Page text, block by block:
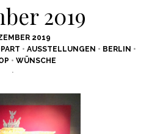
2019
2019
• AUSSTELLUNGEN • BERLIN •
• WÜNSCHE